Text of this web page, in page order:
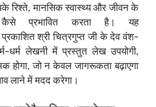
रिश्ते, मानसिक स्वास्थ्य और जीवन के
प्रभावित करता है। यह
श्री चित्रगुप्त जी के देव वंश-
धर्म लेखनी में प्रस्तुत लेख उपयोगी,
होगा, जो न केवल जागरूकता बढ़ाएगा
लाने में मदद करेगा।